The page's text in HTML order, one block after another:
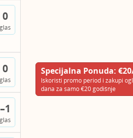
0
glas
0
glas
–1
glas
Specijalna Ponuda:
Iskoristi promo period i zakupi
dana za samo €20 godišnje